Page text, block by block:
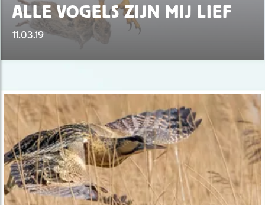
ALLE VOGELS ZIJN MIJ LIEF
11.03.19